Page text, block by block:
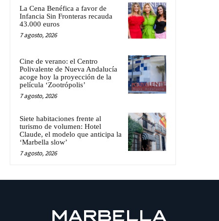
La Cena Benéfica a favor de
Infancia Sin Fronteras recauda
43.000 euros
7 agosto, 2026
Cine de verano: el Centro
Polivalente de Nueva Andalucía
acoge hoy la proyección de la
película ‘Zootrópolis’
7 agosto, 2026
Siete habitaciones frente al
turismo de volumen: Hotel
Claude, el modelo que anticipa la
‘Marbella slow’
7 agosto, 2026